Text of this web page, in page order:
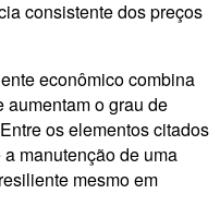
consistente dos preços
econômico combina
aumentam o grau de
os elementos citados
manutenção de uma
mesmo em